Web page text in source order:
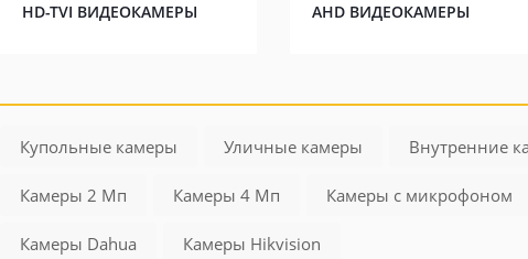
HD-TVI ВИДЕОКАМЕРЫ AHD ВИДЕОКАМЕРЫ
Купольные камеры Уличные камеры Внутренние
Камеры 2 Мп Камеры 4 Мп Камеры с микрофоном
Камеры Dahua Камеры Hikvision